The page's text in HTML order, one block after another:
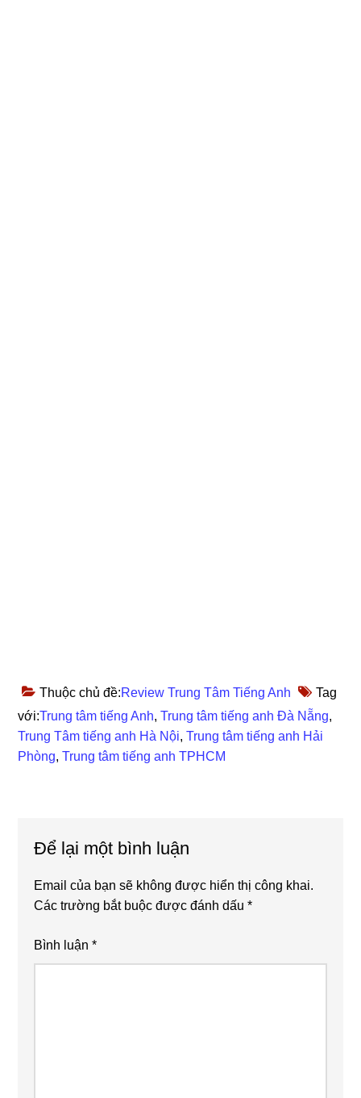
Thuộc chủ đề:Review Trung Tâm Tiếng Anh
Tag
với:Trung tâm tiếng Anh,Trung tâm tiếng anh Đà Nẵng,
Trung Tâm tiếng anh Hà Nội,Trung tâm tiếng anh Hải
Phòng,Trung tâm tiếng anh TPHCM
Interactions
Để lại một bình luận
Email của bạn sẽ không được hiển thị công khai.
Các trường bắt buộc được đánh dấu*
Bình luận*